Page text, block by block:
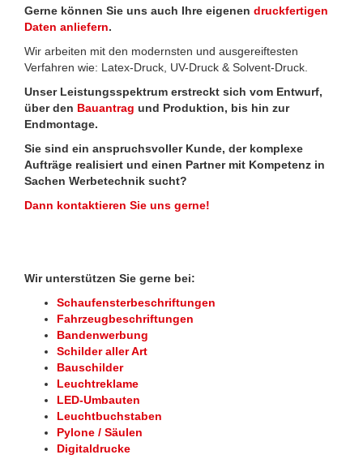
Gerne können Sie uns auch Ihre eigenen druckfertigen
Daten anliefern.
Wir arbeiten mit den modernsten und ausgereiftesten
Verfahren wie: Latex-Druck, UV-Druck & Solvent-Druck.
Unser Leistungsspektrum erstreckt sich vom Entwurf,
über den Bauantrag und Produktion, bis hin zur
Endmontage.
Sie sind ein anspruchsvoller Kunde, der komplexe
Aufträge realisiert und einen Partner mit Kompetenz in
Sachen Werbetechnik sucht?
Dann kontaktieren Sie uns gerne!
Wir unterstützen Sie gerne bei:
Schaufensterbeschriftungen
Fahrzeugbeschriftungen
Bandenwerbung
Schilder aller Art
Bauschilder
Leuchtreklame
LED-Umbauten
Leuchtbuchstaben
Pylone / Säulen
Digitaldrucke